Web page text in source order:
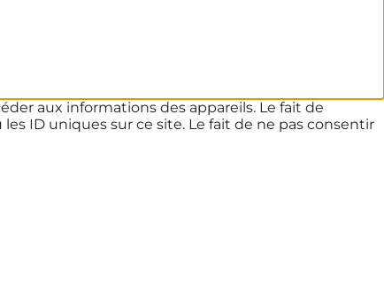
aux informations des appareils. Le fait de
ID uniques sur ce site. Le fait de ne pas consentir